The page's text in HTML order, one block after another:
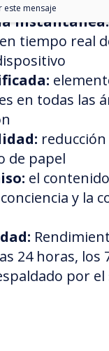
instantánea:
tiempo real
en todas las
de papel
el
y la
24 horas, los
por
mensaje